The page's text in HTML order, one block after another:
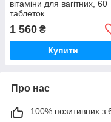
вітаміни для вагітних, 60
таблеток
1 560 ₴
Купити
Про нас
100% позитивних з